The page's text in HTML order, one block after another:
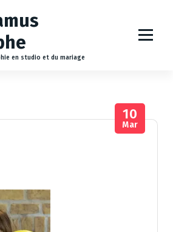
en studio et du mariage
10
Mar